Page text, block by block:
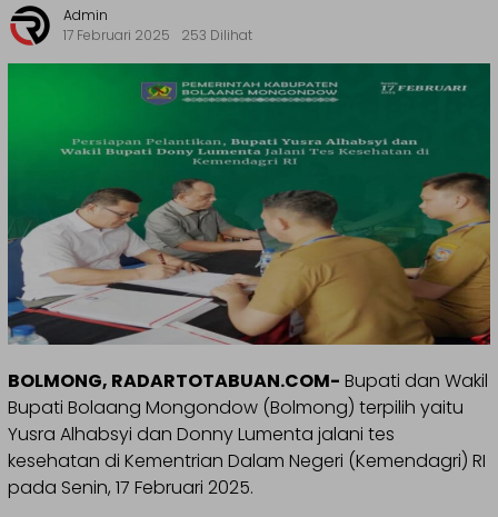
Admin
17 Februari 2025
253 Dilihat
BOLMONG, RADARTOTABUAN.COM- Bupati dan Wakil
Bupati Bolaang Mongondow (Bolmong) terpilih yaitu
Yusra Alhabsyi dan Donny Lumenta jalani tes
kesehatan di Kementrian Dalam Negeri (Kemendagri) RI
pada Senin, 17 Februari 2025.